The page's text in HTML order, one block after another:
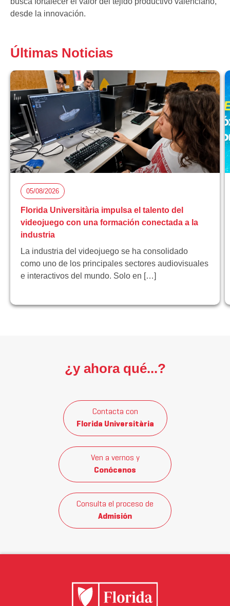
desde la innovación.
Últimas Noticias
05/08/2026
Florida Universitària impulsa el talento del
videojuego con una formación conectada a la
industria
La industria del videojuego se ha consolidado
como uno de los principales sectores audiovisuales
e interactivos del mundo. Solo en […]
¿y ahora qué...?
Contacta con
Florida Universitària
Ven a vernos y
Conócenos
Consulta el proceso de
Admisión